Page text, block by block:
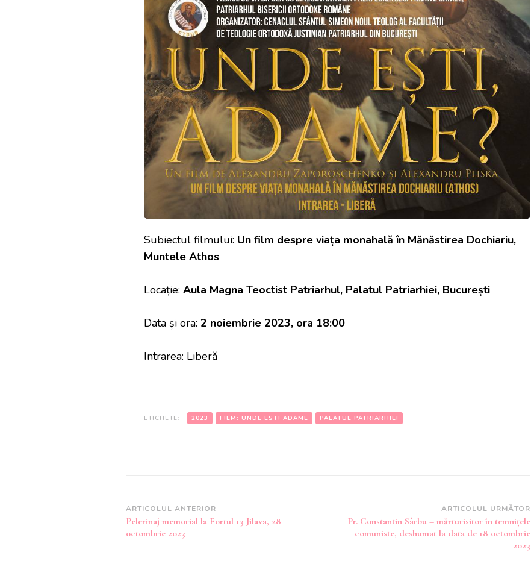
Subiectul filmului: Un film despre viața monahală în Mănăstirea Dochiariu,
Muntele Athos
Locație: Aula Magna Teoctist Patriarhul, Palatul Patriarhiei, București
Data și ora: 2 noiembrie 2023, ora 18:00
Intrarea: Liberă
ETICHETE: 2023 FILM: UNDE ESTI ADAME PALATUL PATRIARHIEI
Navigare
în
ARTICOLUL ANTERIOR
Pelerinaj memorial la Fortul 13 Jilava, 28
octombrie 2023
ARTICOLUL URMĂTOR
Pr. Constantin Sârbu – mărturisitor în temnițele
comuniste, deshumat la data de 18 octombrie
2023